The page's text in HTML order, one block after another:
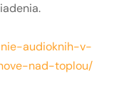
audioknih-v-
nad-toplou/